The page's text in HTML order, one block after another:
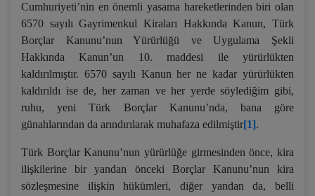
Cumhuriyeti’nin en önemli yasama hareketlerinden biri olan
6570 sayılı Gayrimenkul Kiraları Hakkında Kanun, Türk
Borçlar Kanunu’nun Yürürlüğü ve Uygulama Şekli
Hakkında Kanun’un 10. maddesi ile yürürlükten
kaldırılmıştır. 6570 sayılı Kanun her ne kadar yürürlükten
kaldırıldı ise de, her zaman ve her yerde söylediğim gibi,
ruhu, yeni Türk Borçlar Kanunu’nda, bana göre
günahlarından da arındırılarak muhafaza edilmiştir[1].
Türk Borçlar Kanunu’nun yürürlüğe girmesinden önce, kira
ilişkilerine bir yandan önceki Borçlar Kanunu’nun kira
sözleşmesine ilişkin hükümleri, diğer yandan da, belli